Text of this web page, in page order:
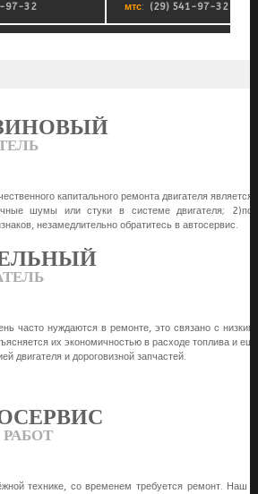
97-32 мтс: (29) 541-97-32
капитального ремонта двигателя
шумы или стуки в системе двигателя;
незамедлительно обратитесь в автосервис.
часто нуждаются в ремонте, это связано с
их экономичностью в расходе топлива и
двигателя и дороговизной запчастей.
технике, со временем требуется ремонт. Наш